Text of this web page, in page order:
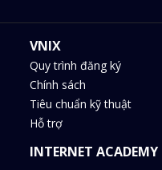
VNIX
Quy trình đăng ký
Chính sách
Tiêu chuẩn kỹ thuật
Hỗ trợ
INTERNET ACADEMY